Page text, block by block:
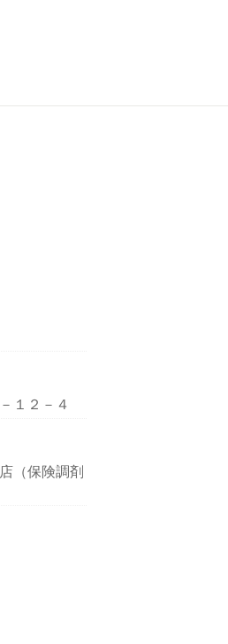
１２－４
（保険調剤